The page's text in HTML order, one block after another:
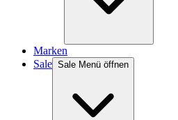
Marken
Sale Sale Menü öffnen